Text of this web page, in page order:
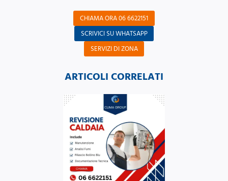
CHIAMA ORA 06 6622151
SCRIVICI SU WHATSAPP
SERVIZI DI ZONA
ARTICOLI CORRELATI